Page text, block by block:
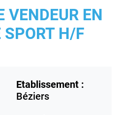
VENDEUR EN
H/F
Etablissement :
Béziers